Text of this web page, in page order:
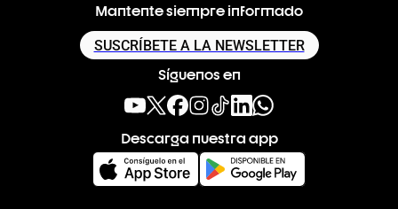
Mantente siempre informado
SUSCRÍBETE A LA NEWSLETTER
Síguenos en
Descarga nuestra app